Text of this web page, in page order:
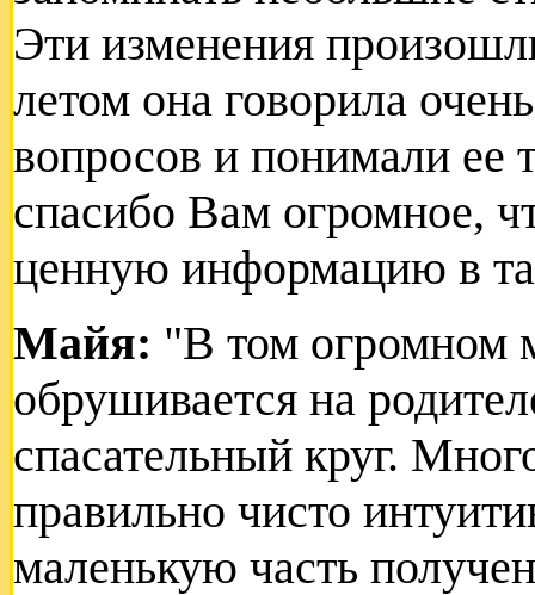
Эти изменения
летом она говорила
вопросов и понимали ее
спасибо Вам огромное,
ценную информацию в
Майя: "В том огромном
обрушивается на
спасательный круг.
правильно чисто
маленькую часть